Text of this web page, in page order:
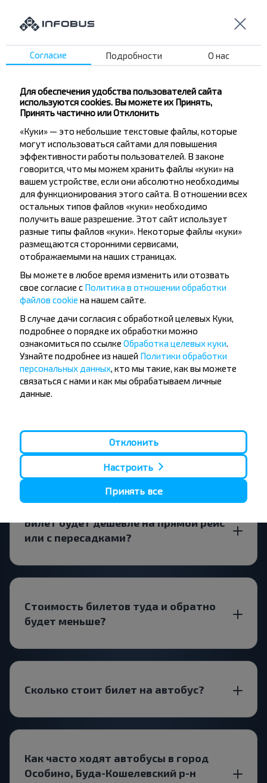
Не пропусти специальные акции, скидки и
другие интересные предложения INFOBUS.
Подпишись на получение новостей и
путешествуй с нами дешевле!
Подписаться
Вопрос - Ответ
Как купить билет на автобус Минск-
Особино, Буда-Кошелевский р-н
ГОМЕЛЬСКАЯ ОБЛ.?
Существуют ли какие-то
ограничения на поездку?
билеты Минск-Особино, Буда-
Кошелевский р-н ГОМЕЛЬСКАЯ ОБЛ.?
Билет будет дешевле на прямой рейс
или с пересадками?
Стоимость билетов туда и обратно
будет меньше?
Сколько стоит билет на автобус?
Как часто ходят автобусы в город
Особино, Буда-Кошелевский р-н
Согласие Подробности О нас
Для обеспечения удобства пользователей сайта
используются cookies. Вы можете их Принять,
Принять частично или Отклонить
«Куки» — это небольшие текстовые файлы, которые
могут использоваться сайтами для повышения
эффективности работы пользователей. В законе
говорится, что мы можем хранить файлы «куки» на
вашем устройстве, если они абсолютно необходимы
для функционирования этого сайта. В отношении всех
остальных типов файлов «куки» необходимо
получить ваше разрешение. Этот сайт использует
разные типы файлов «куки». Некоторые файлы «куки»
размещаются сторонними сервисами,
отображаемыми на наших страницах.
Вы можете в любое время изменить или отозвать
свое согласие с Политика в отношении обработки
файлов cookie на нашем сайте.
В случае дачи согласия с обработкой целевых Куки,
подробнее о порядке их обработки можно
ознакомиться по ссылке Обработка целевых куки.
Узнайте подробнее из нашей Политики обработки
персональных данных, кто мы такие, как вы можете
связаться с нами и как мы обрабатываем личные
данные.
Отклонить
Настроить
Принять все